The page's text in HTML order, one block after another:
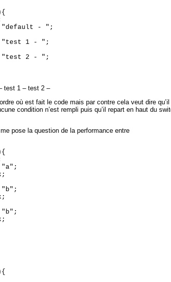
- ";
1 - ";
2 - ";
test 1 – test 2 –
où est fait le code mais par contre cela veut dire
condition n’est rempli puis qu’il repart en haut du
pose la question de la performance entre